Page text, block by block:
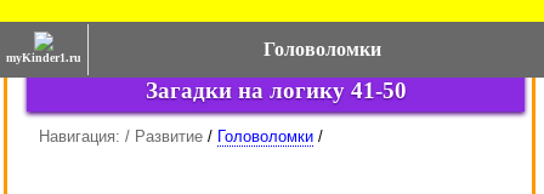
myKinder1.ru Головоломки
Загадки на логику 41-50
Навигация: / Развитие / Головоломки /